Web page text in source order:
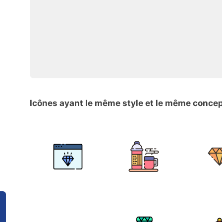
Icônes ayant le même style et le même